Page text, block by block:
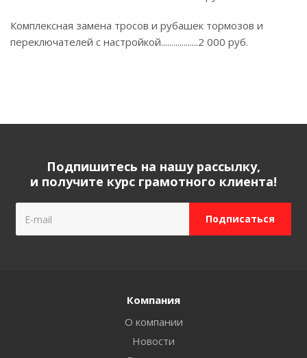
Комплексная замена тросов и рубашек тормозов и
переключателей с настройкой..................2 000 руб.
Подпишитесь на нашу рассылку,
и получите курс грамотного клиента!
Компания
О компании
Новости